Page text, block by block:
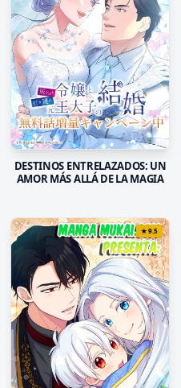
DESTINOS ENTRELAZADOS: UN
AMOR MÁS ALLÁ DE LA MAGIA
★9.5